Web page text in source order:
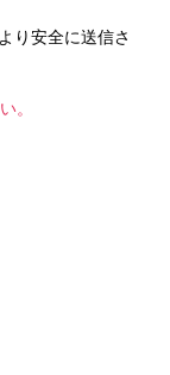
り安全に送信さ
。